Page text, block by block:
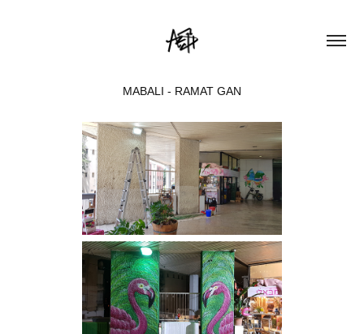
MABALI - RAMAT GAN